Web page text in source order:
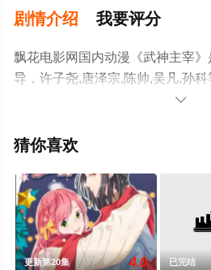
剧情介绍 我要评分
飘花电影网国内动漫《武神主宰
导，许子尧,唐泽宗,陈帅,吴凡,孙
中国大陆动漫，大结局剧情已揭
息可移步至豆瓣动漫、电视猫或剧

猜你喜欢
更新第20集 4.0 已完结